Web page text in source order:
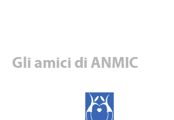
Gli amici di ANMIC